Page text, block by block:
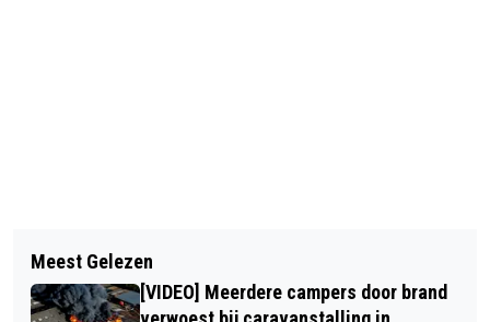
RKC ONDERUIT IN NIJMEGEN,
HANDHAVING LIJKT ONMOGELIJKE
BRAND IN BERGING FLATGEBOUW
TILBURG – TWEETAL OP DE VLUCHT
Meest Gelezen
[VIDEO] Meerdere campers door brand